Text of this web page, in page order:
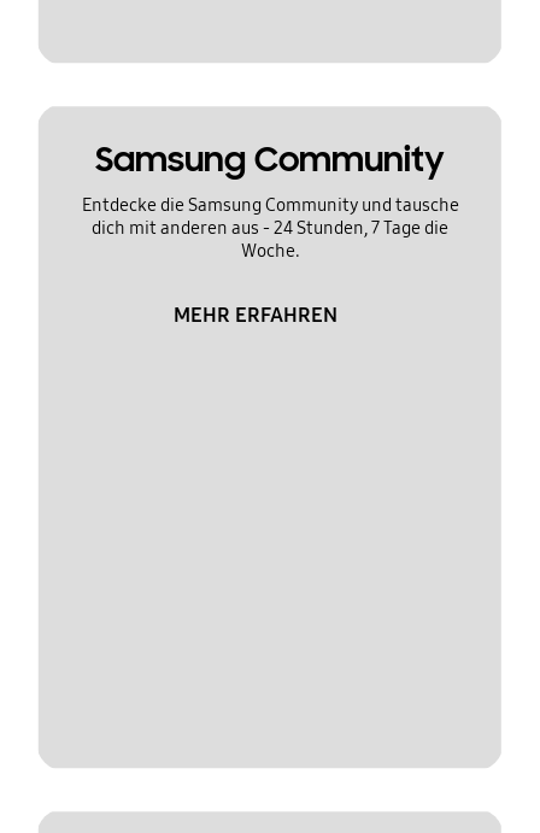
Samsung Community
Entdecke die Samsung Community und tausche
dich mit anderen aus - 24 Stunden, 7 Tage die
Woche.
MEHR ERFAHREN